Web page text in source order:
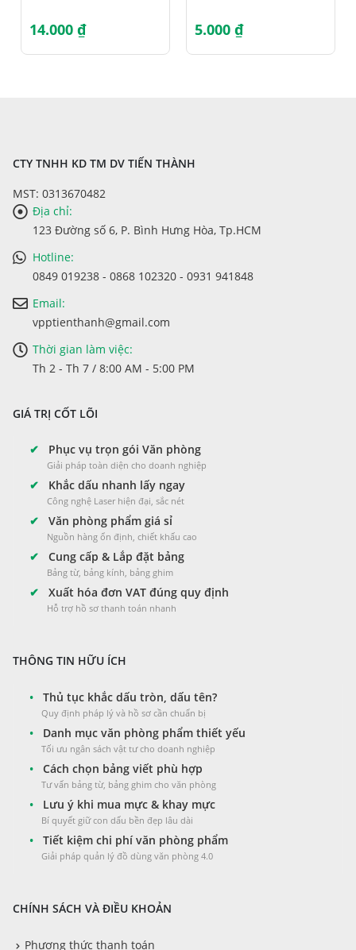
14.000 ₫ 5.000 ₫
CTY TNHH KD TM DV TIẾN THÀNH
MST: 0313670482
Địa chỉ:
123 Đường số 6, P. Bình Hưng Hòa, Tp.HCM
Hotline:
0849 019238 - 0868 102320 - 0931 941848
Email:
vpptienthanh@gmail.com
Thời gian làm việc:
Th 2 - Th 7 / 8:00 AM - 5:00 PM
GIÁ TRỊ CỐT LÕI
✔ Phục vụ trọn gói Văn phòng
Giải pháp toàn diện cho doanh nghiệp
✔ Khắc dấu nhanh lấy ngay
Công nghệ Laser hiện đại, sắc nét
✔ Văn phòng phẩm giá sỉ
Nguồn hàng ổn định, chiết khấu cao
✔ Cung cấp & Lắp đặt bảng
Bảng từ, bảng kính, bảng ghim
✔ Xuất hóa đơn VAT đúng quy định
Hỗ trợ hồ sơ thanh toán nhanh
THÔNG TIN HỮU ÍCH
• Thủ tục khắc dấu tròn, dấu tên?
Quy định pháp lý và hồ sơ cần chuẩn bị
• Danh mục văn phòng phẩm thiết yếu
Tối ưu ngân sách vật tư cho doanh nghiệp
• Cách chọn bảng viết phù hợp
Tư vấn bảng từ, bảng ghim cho văn phòng
• Lưu ý khi mua mực & khay mực
Bí quyết giữ con dấu bền đẹp lâu dài
• Tiết kiệm chi phí văn phòng phẩm
Giải pháp quản lý đồ dùng văn phòng 4.0
CHÍNH SÁCH VÀ ĐIỀU KHOẢN
Phương thức thanh toán